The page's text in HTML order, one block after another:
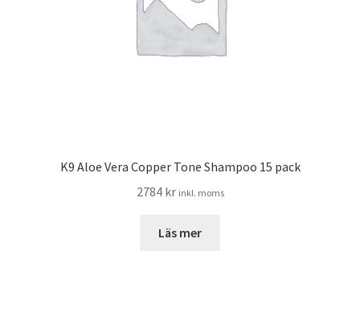
K9 Aloe Vera Copper Tone Shampoo 15 pack
2784 kr inkl. moms
Läs mer